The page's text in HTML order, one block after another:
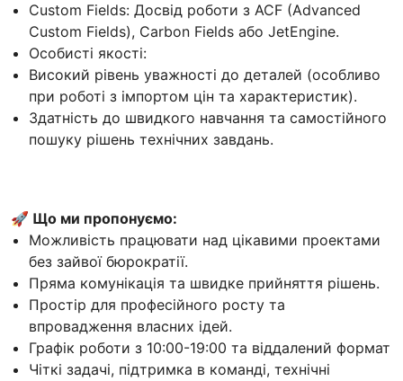
Custom Fields: Досвід роботи з ACF (Advanced
Custom Fields), Carbon Fields або JetEngine.
Особисті якості:
Високий рівень уважності до деталей (особливо
при роботі з імпортом цін та характеристик).
Здатність до швидкого навчання та самостійного
пошуку рішень технічних завдань.
🚀 Що ми пропонуємо:
Можливість працювати над цікавими проектами
без зайвої бюрократії.
Пряма комунікація та швидке прийняття рішень.
Простір для професійного росту та
впровадження власних ідей.
Графік роботи з 10:00-19:00 та віддалений формат
Чіткі задачі, підтримка в команді, технічні